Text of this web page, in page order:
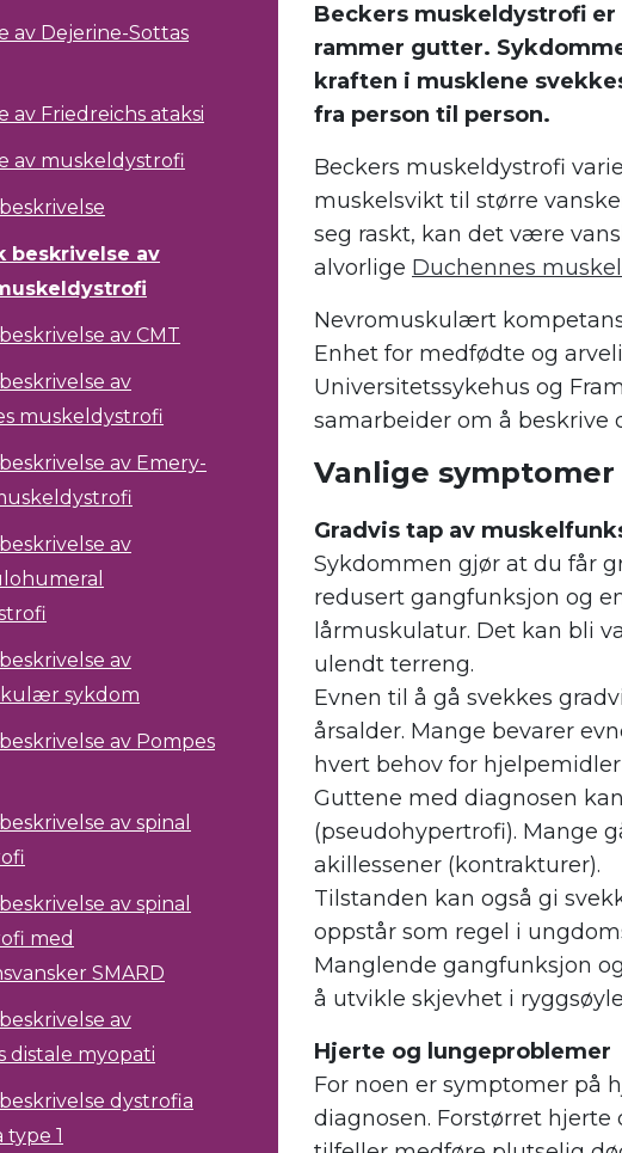
av Dejerine-Sottas
av Friedreichs ataksi
av muskeldystrofi
beskrivelse av
av CMT
av
muskeldystrofi
av Emery-
av
av
sykdom
av Pompes
av spinal
av spinal
med
SMARD
av
distale myopati
dystrofia
1
Beckers muskeldystrofi
rammer gutter.
kraften i musklene
fra person til person.
Beckers muskeldystrofi
muskelsvikt til større
seg raskt, kan det være
alvorlige Duchennes
Nevromuskulært
Enhet for medfødte og
Universitetssykehus og
samarbeider om å
Vanlige symptomer
Gradvis tap av
Sykdommen gjør at du får
redusert gangfunksjon og
lårmuskulatur. Det kan bli
ulendt terreng.
Evnen til å gå svekkes
årsalder. Mange bevarer
hvert behov for
Guttene med diagnosen
(pseudohypertrofi). Mange
akillessener (kontrakturer).
Tilstanden kan også gi
oppstår som regel i
Manglende gangfunksjon
å utvikle skjevhet i
Hjerte og lungeproblemer
For noen er symptomer på
diagnosen. Forstørret